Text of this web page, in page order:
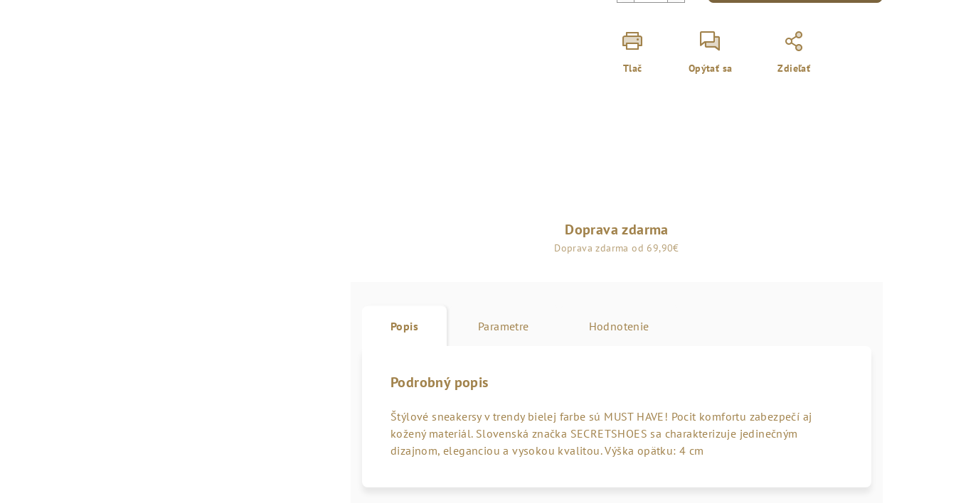
Tlač Opýtať sa Zdieľať
Doprava zdarma
Doprava zdarma od 69,90€
Popis Parametre Hodnotenie
Podrobný popis
Štýlové sneakersy v trendy bielej farbe sú MUST HAVE! Pocit komfortu zabezpečí aj
kožený materiál. Slovenská značka SECRETSHOES sa charakterizuje jedinečným
dizajnom, eleganciou a vysokou kvalitou. Výška opätku: 4 cm